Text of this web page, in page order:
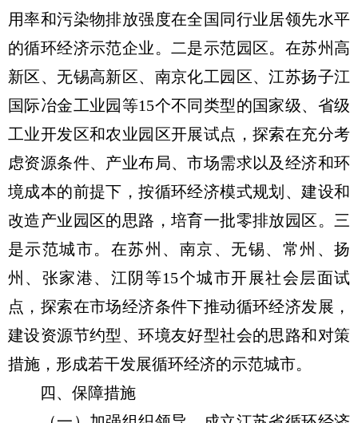
用率和污染物排放强度在全国同行业居领先水平
的循环经济示范企业。二是示范园区。在苏州高
新区、无锡高新区、南京化工园区、江苏扬子江
国际冶金工业园等15个不同类型的国家级、省级
工业开发区和农业园区开展试点，探索在充分考
虑资源条件、产业布局、市场需求以及经济和环
境成本的前提下，按循环经济模式规划、建设和
改造产业园区的思路，培育一批零排放园区。三
是示范城市。在苏州、南京、无锡、常州、扬
州、张家港、江阴等15个城市开展社会层面试
点，探索在市场经济条件下推动循环经济发展，
建设资源节约型、环境友好型社会的思路和对策
措施，形成若干发展循环经济的示范城市。
四、保障措施